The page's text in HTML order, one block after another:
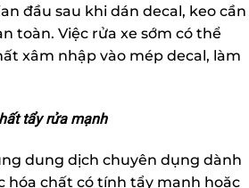
đầu sau khi dán decal, keo cần
toàn. Việc rửa xe sớm có thể
xâm nhập vào mép decal, làm
tẩy rửa mạnh
dung dịch chuyên dụng dành
hóa chất có tính tẩy mạnh hoặc